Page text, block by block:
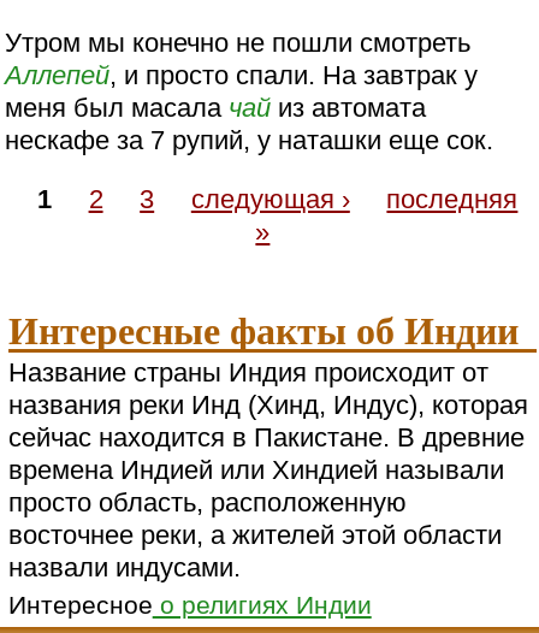
Утром мы конечно не пошли смотреть
Аллепей, и просто спали. На завтрак у
меня был масала чай из автомата
нескафе за 7 рупий, у наташки еще сок.
1
2 3 следующая ›
последняя
»
Интересные факты об Индии
Название страны Индия происходит от
названия реки Инд (Хинд, Индус), которая
сейчас находится в Пакистане. В древние
времена Индией или Хиндией называли
просто область, расположенную
восточнее реки, а жителей этой области
назвали индусами.
Интересное о религиях Индии